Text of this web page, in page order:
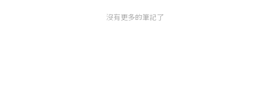
沒有更多的筆記了